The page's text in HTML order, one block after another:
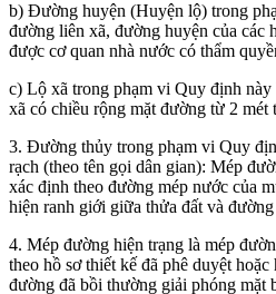
b) Đường huyện (Huyện lộ) trong
đường liên xã, đường huyện của các
được cơ quan nhà nước có thẩm
c) Lộ xã trong phạm vi Quy định
xã có chiều rộng mặt đường từ 2 mét
3. Đường thủy trong phạm vi Quy
rạch (theo tên gọi dân gian): Mép
xác định theo đường mép nước của
hiện ranh giới giữa thửa đất và
4. Mép đường hiện trạng là mép
theo hồ sơ thiết kế đã phê duyệt
đường đã bồi thường giải phóng mặt